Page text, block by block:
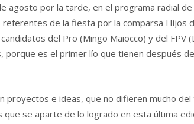
agosto por la tarde, en el programa radial de
referentes de la fiesta por la comparsa Hijos
del Pro (Mingo Maiocco) y del FPV
porque es el primer lío que tienen después
proyectos e ideas, que no difieren mucho
se aparte de lo logrado en esta última